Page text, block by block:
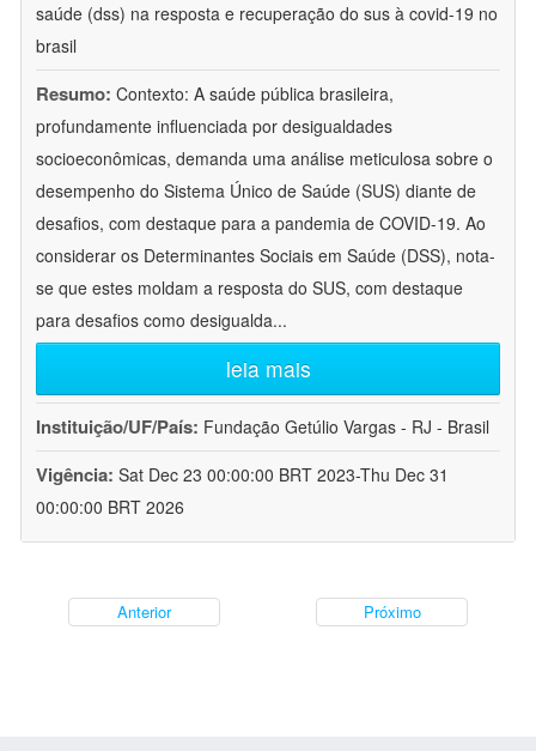
saúde (dss) na resposta e recuperação do sus à covid-19 no
brasil
Resumo: Contexto: A saúde pública brasileira,
profundamente influenciada por desigualdades
socioeconômicas, demanda uma análise meticulosa sobre o
desempenho do Sistema Único de Saúde (SUS) diante de
desafios, com destaque para a pandemia de COVID-19. Ao
considerar os Determinantes Sociais em Saúde (DSS), nota-
se que estes moldam a resposta do SUS, com destaque
para desafios como desigualda...
leia mais
Instituição/UF/País: Fundação Getúlio Vargas - RJ - Brasil
Vigência: Sat Dec 23 00:00:00 BRT 2023-Thu Dec 31
00:00:00 BRT 2026
Anterior Próximo